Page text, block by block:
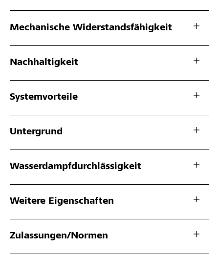
Mechanische Widerstandsfähigkeit
Nachhaltigkeit
Systemvorteile
Untergrund
Wasserdampfdurchlässigkeit
Weitere Eigenschaften
Zulassungen/Normen